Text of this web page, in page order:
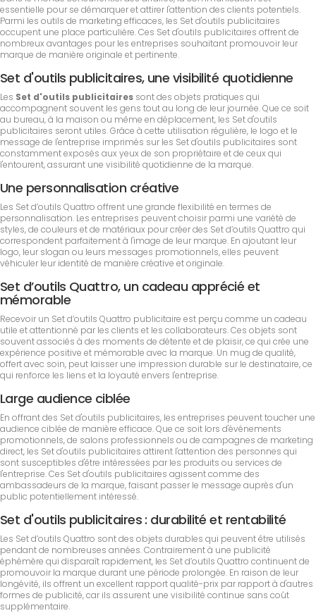
essentielle pour se démarquer et attirer l'attention des clients potentiels.
Parmi les outils de marketing efficaces, les Set d'outils publicitaires
occupent une place particulière. Ces Set d'outils publicitaires offrent de
nombreux avantages pour les entreprises souhaitant promouvoir leur
marque de manière originale et pertinente.
Set d'outils publicitaires, une visibilité quotidienne
Les Set d'outils publicitaires sont des objets pratiques qui
accompagnent souvent les gens tout au long de leur journée. Que ce soit
au bureau, à la maison ou même en déplacement, les Set d'outils
publicitaires seront utiles. Grâce à cette utilisation régulière, le logo et le
message de l'entreprise imprimés sur les Set d'outils publicitaires sont
constamment exposés aux yeux de son propriétaire et de ceux qui
l'entourent, assurant une visibilité quotidienne de la marque.
Une personnalisation créative
Les Set d’outils Quattro offrent une grande flexibilité en termes de
personnalisation. Les entreprises peuvent choisir parmi une variété de
styles, de couleurs et de matériaux pour créer des Set d’outils Quattro qui
correspondent parfaitement à l'image de leur marque. En ajoutant leur
logo, leur slogan ou leurs messages promotionnels, elles peuvent
véhiculer leur identité de manière créative et originale.
Set d’outils Quattro, un cadeau apprécié et
mémorable
Recevoir un Set d’outils Quattro publicitaire est perçu comme un cadeau
utile et attentionné par les clients et les collaborateurs. Ces objets sont
souvent associés à des moments de détente et de plaisir, ce qui crée une
expérience positive et mémorable avec la marque. Un mug de qualité,
offert avec soin, peut laisser une impression durable sur le destinataire, ce
qui renforce les liens et la loyauté envers l'entreprise.
Large audience ciblée
En offrant des Set d'outils publicitaires, les entreprises peuvent toucher une
audience ciblée de manière efficace. Que ce soit lors d'événements
promotionnels, de salons professionnels ou de campagnes de marketing
direct, les Set d'outils publicitaires attirent l'attention des personnes qui
sont susceptibles d'être intéressées par les produits ou services de
l'entreprise. Ces Set d'outils publicitaires agissent comme des
ambassadeurs de la marque, faisant passer le message auprès d'un
public potentiellement intéressé.
Set d'outils publicitaires : durabilité et rentabilité
Les Set d’outils Quattro sont des objets durables qui peuvent être utilisés
pendant de nombreuses années. Contrairement à une publicité
éphémère qui disparaît rapidement, les Set d’outils Quattro continuent de
promouvoir la marque durant une période prolongée. En raison de leur
longévité, ils offrent un excellent rapport qualité-prix par rapport à d'autres
formes de publicité, car ils assurent une visibilité continue sans coût
supplémentaire.